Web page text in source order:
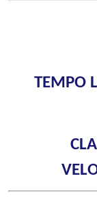
TEMPO